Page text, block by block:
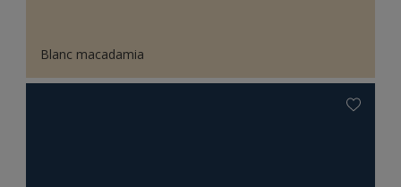
Blanc macadamia